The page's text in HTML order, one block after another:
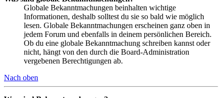
Globale Bekanntmachungen beinhalten wichtige
Informationen, deshalb solltest du sie so bald wie möglich
lesen. Globale Bekanntmachungen erscheinen ganz oben in
jedem Forum und ebenfalls in deinem persönlichen Bereich.
Ob du eine globale Bekanntmachung schreiben kannst oder
nicht, hängt von den durch die Board-Administration
vergebenen Berechtigungen ab.
Nach oben